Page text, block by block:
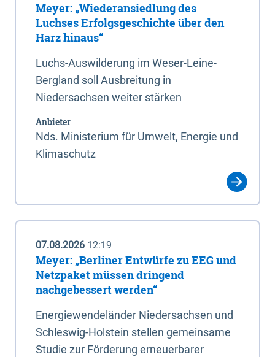
Meyer: „Wiederansiedlung des
Luchses Erfolgsgeschichte über den
Harz hinaus“
Luchs-Auswilderung im Weser-Leine-
Bergland soll Ausbreitung in
Niedersachsen weiter stärken
Anbieter
Nds. Ministerium für Umwelt, Energie und
Klimaschutz
07.08.2026 12:19
Meyer: „Berliner Entwürfe zu EEG und
Netzpaket müssen dringend
nachgebessert werden“
Energiewendeländer Niedersachsen und
Schleswig-Holstein stellen gemeinsame
Studie zur Förderung erneuerbarer